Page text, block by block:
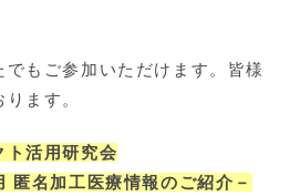
もご参加いただけます。皆様
ます。
ト活用研究会
匿名加工医療情報のご紹介－